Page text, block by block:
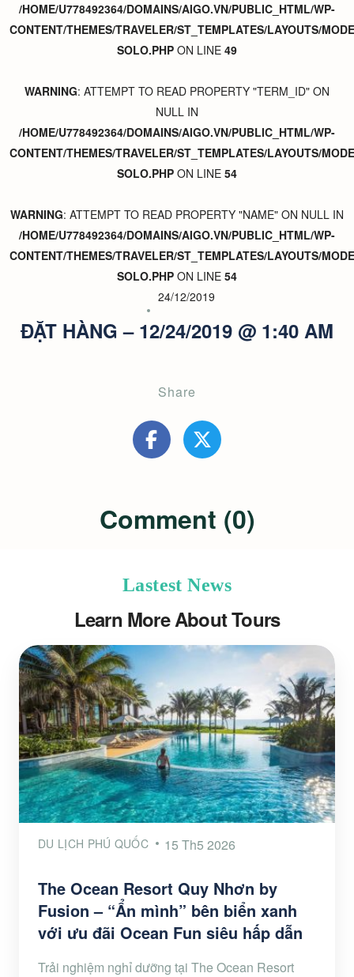
/HOME/U778492364/DOMAINS/AIGO.VN/PUBLIC_HTML/WP-
CONTENT/THEMES/TRAVELER/ST_TEMPLATES/LAYOUTS/
SOLO.PHP ON LINE 49
WARNING: ATTEMPT TO READ PROPERTY "TERM_ID" ON
NULL IN
/HOME/U778492364/DOMAINS/AIGO.VN/PUBLIC_HTML/WP-
CONTENT/THEMES/TRAVELER/ST_TEMPLATES/LAYOUTS/
SOLO.PHP ON LINE 54
WARNING: ATTEMPT TO READ PROPERTY "NAME" ON NULL IN
/HOME/U778492364/DOMAINS/AIGO.VN/PUBLIC_HTML/WP-
CONTENT/THEMES/TRAVELER/ST_TEMPLATES/LAYOUTS/
SOLO.PHP ON LINE 54
24/12/2019
ĐẶT HÀNG – 12/24/2019 @ 1:40 AM
Share
Comment (0)
Lastest News
Learn More About Tours
DU LỊCH PHÚ QUỐC 15 Th5 2026
The Ocean Resort Quy Nhơn by
Fusion – “Ẩn mình” bên biển xanh
với ưu đãi Ocean Fun siêu hấp dẫn
Trải nghiệm nghỉ dưỡng tại The Ocean Resort